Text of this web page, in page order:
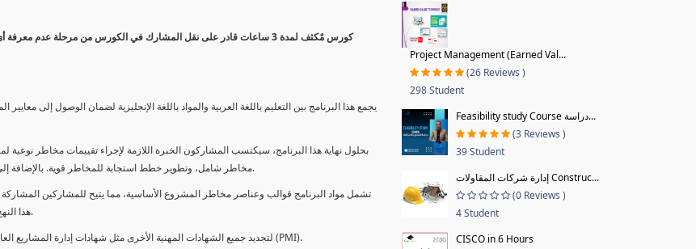
كورس مٌكثف لمدة 3 ساعات قادر على نقل المشارك في الكورس من مرحلة عدم
يجمع هذا البرنامج بين التعليم باللغة العربية والمواد باللغة الإنجليزية لضمان الوصول إلى
بحلول نهاية هذا البرنامج، سيكتسب المشاركون الخبرة اللازمة لإجراء تقييمات مخاطر
مخاطر شامل، وتطوير خطط استجابة للمخاطر قوية. بالإضافة إلى ذلك، سيكتسبون المهارات لتقديم تقييمات المخاطر عبر لوحة معلومات فعالة.
تشمل مواد البرنامج قوالب وعناصر مخاطر المشروع الأساسية، مما يتيح للمشاركين
هذا النهج العملي يمكنهم من تطبيق المفاهيم المكتسبة مباشرة على مشاريعهم الخاصة.
يمكن للطلاب استخدام ساعات هذا البرنامج كوحدات تطوير المهنة (PDUs) لتجديد جميع الشهادات المهنية الأخرى مثل شهادات إدارة المشاريع العالمية (PMI).
Project Management (Earned Val...
(26 Reviews )
298 Student
Feasibility study Course دراسة...
(3 Reviews )
39 Student
إدارة شركات المقاولات Construc...
(0 Reviews )
4 Student
CISCO in 6 Hours